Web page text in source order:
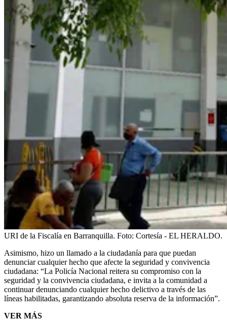
URI de la Fiscalía en Barranquilla. Foto: Cortesía - EL HERALDO.
Asimismo, hizo un llamado a la ciudadanía para que puedan
denunciar cualquier hecho que afecte la seguridad y convivencia
ciudadana: “La Policía Nacional reitera su compromiso con la
seguridad y la convivencia ciudadana, e invita a la comunidad a
continuar denunciando cualquier hecho delictivo a través de las
líneas habilitadas, garantizando absoluta reserva de la información”.
VER MÁS